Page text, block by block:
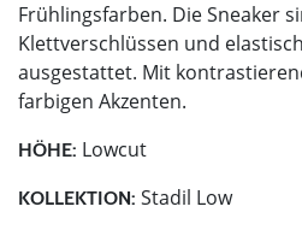
Frühlingsfarben. Die Sneaker
Klettverschlüssen und
ausgestattet. Mit
farbigen Akzenten.
HÖHE: Lowcut
KOLLEKTION: Stadil Low